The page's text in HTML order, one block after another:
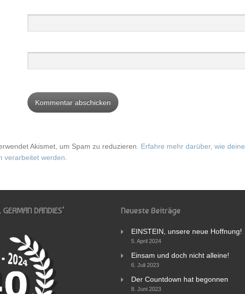
Akismet, um Spam zu reduzieren. Erfahre mehr darüber, wie deine
verarbeitet werden.
DANDIES‘ Neueste Beiträge
EINSTEIN, unsere neue Hoffnung!
5. April 2024
Einsam und doch nicht alleine!
6. Juli 2023
Der Countdown hat begonnen
8. Juni 2023